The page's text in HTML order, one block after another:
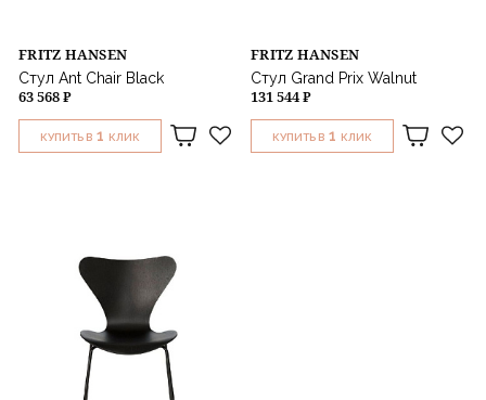
FRITZ HANSEN
Стул Ant Chair Black
63 568 ₽
КУПИТЬ В 1 КЛИК
FRITZ HANSEN
Стул Grand Prix Walnut
131 544 ₽
КУПИТЬ В 1 КЛИК